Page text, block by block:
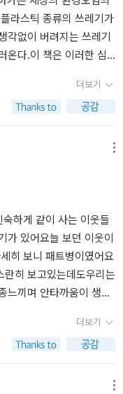
오늘도 '이상한 물고기'로
게 될 것이다. 지구에서
물들과 함께 잘 살아가
다. - 출판사로 부터 책을
있다, 빨대도 있고🥰 어
다에 이렇게 많대🥰 안
들이 버린 쓰레기가 많은
말 물고기일까? 하고 질
다에 많이 버려진 쓰레
요. 앞으로 쓰레기를 함
부터 도서 협찬을 받았고
라스틱 종류의 쓰레기가
각없이 버려지는 쓰레기
온다.이 책은 이러한 심
내용을 말하고자 하는
기 표지에서 보듯이 커
틱 페트병을 통해 왜 환
. 이 책이 쓰여진 동기
함께 〈블루 플래닛 Ⅱ〉
에서 바닷속 엄청난 플
이다.그런데 당시 두
분하지 못했다고 한
진 그물들로 인해 병이
된 것 같아 한편으로는
다. 꼬마 물고기가 가족
는 물고기를 만나게 된
은 플라스틱 페트병이 물
는 발상은 참으로 입가
인들과다른 상상의 나
하다. 플라스틱 페트병이
더보기
하게 같이 사는 이웃들
가 있어요늘 보던 이웃이
히 보니 패트병이였어요​
히 보고있는데도우리는
느끼며 안타까움이 생길
지 않을 거예요​동화속 예
찾아주려고 조개껍데
들춰보았지만 이웃을 찾
려는꼬마물고기의 여정
더보기